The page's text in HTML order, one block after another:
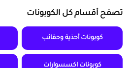
تصفح أقسام كل الكوبونات
كوبونات أحذية وحقائب
كوبونات اكسسوارات